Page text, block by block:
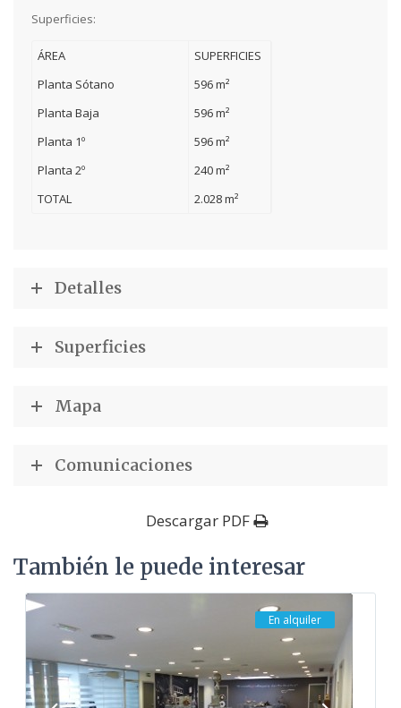
Superficies:
ÁREA
SUPERFICIES
Planta Sótano
596 m²
Planta Baja
596 m²
Planta 1º
596 m²
Planta 2º
240 m²
TOTAL
2.028 m²
Detalles
Superficies
Mapa
Comunicaciones
Descargar PDF
También le puede interesar
En alquiler